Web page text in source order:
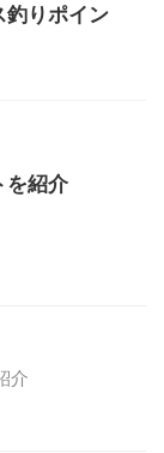
釣りポイン
を紹介
介